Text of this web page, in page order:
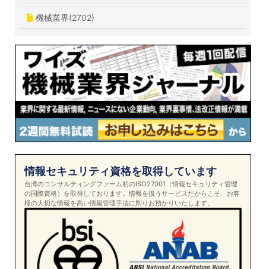
機械業界(2702)
情報セキュリティ資格を取得しています
台湾のコンサルティングファーム初のISO27001（情報セキュリティ管理
の国際資格）を取得しております。情報を扱うサービスだからこそ、お客
様の大切な情報を高い情報管理手法に則りお預かりいたします。